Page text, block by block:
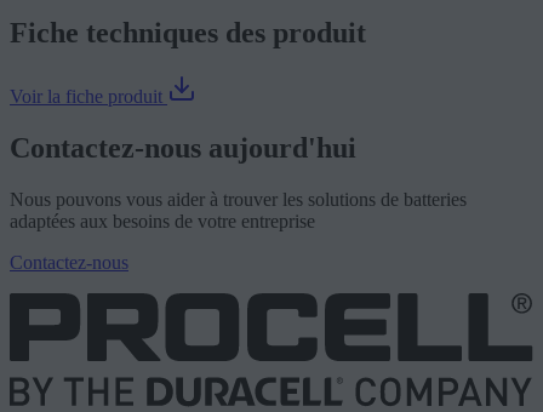
Fiche techniques des produit
Voir la fiche produit
Contactez-nous aujourd'hui
Nous pouvons vous aider à trouver les solutions de batteries
adaptées aux besoins de votre entreprise
Contactez-nous